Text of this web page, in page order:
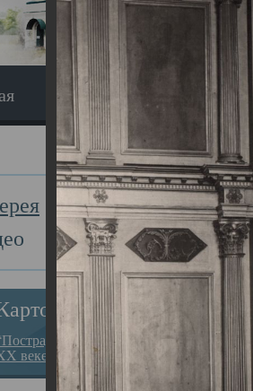
Экскурсия
за веру в
веке на Севере”
Главная